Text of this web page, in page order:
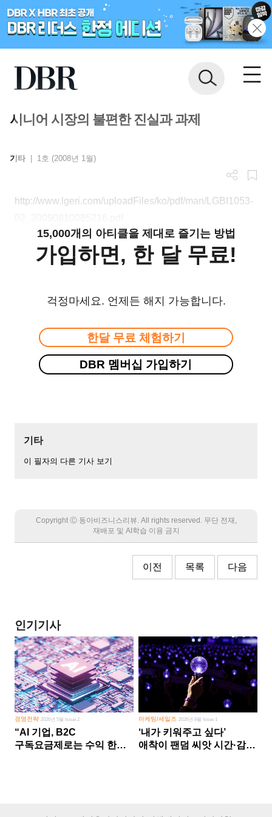
시니어 시장의 불편한 진실과 과제
기타 1호 (2008년 1월)
http://www.lgeri.com/uploadFiles/ko/pdf/man/LGBI1053-
15,000개의 아티클을 제대로 즐기는 방법
가입하면, 한 달 무료!
걱정마세요. 언제든 해지 가능합니다.
한달 무료 체험하기
DBR 멤버십 가입하기
기타
이 필자의 다른 기사 보기
Copyright Ⓒ 동아비즈니스리뷰. All rights reserved. 무단 전재,
재배포 및 AI학습 이용 금지
이전 목록 다음
인기기사
경영전략 2026년 5월 Issue 2
“AI 기업, B2C
구독요금제로는 수익 한계
마케팅/세일즈 2026년 8월 Issue 1
‘내가 키워주고 싶다’
애착이 팬덤 씨앗 시간·감정